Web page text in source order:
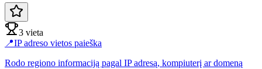
3 vieta
📍IP adreso vietos paieška
Rodo regiono informaciją pagal IP adresą, kompiuterį ar domeną